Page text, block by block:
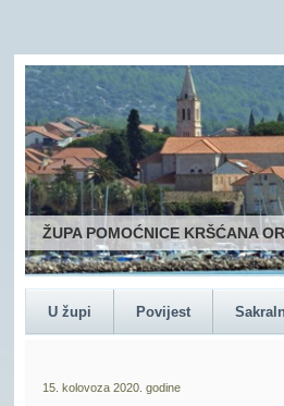
ŽUPA POMOĆNICE KRŠĆANA
U župi Povijest
15. kolovoza 2020. godine